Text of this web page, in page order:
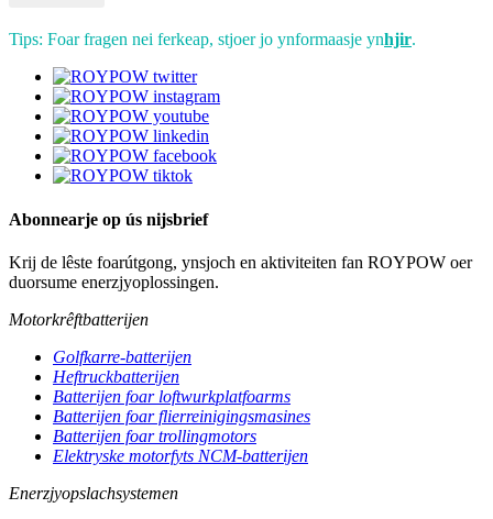
Tips: Foar fragen nei ferkeap, stjoer jo ynformaasje ynhjir.
Abonnearje op ús nijsbrief
Krij de lêste foarútgong, ynsjoch en aktiviteiten fan ROYPOW oer
duorsume enerzjyoplossingen.
Motorkrêftbatterijen
Golfkarre-batterijen
Heftruckbatterijen
Batterijen foar loftwurkplatfoarms
Batterijen foar flierreinigingsmasines
Batterijen foar trollingmotors
Elektryske motorfyts NCM-batterijen
Enerzjyopslachsystemen